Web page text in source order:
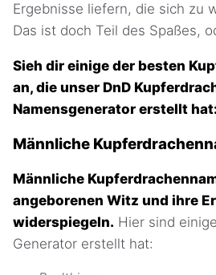
Ergebnisse liefern, die sich zu
Das ist doch Teil des Spaßes,
Sieh dir einige der besten
an, die unser DnD
Namensgenerator erstellt hat:
Männliche
Männliche
angeborenen Witz und ihre
widerspiegeln. Hier sind
Generator erstellt hat: